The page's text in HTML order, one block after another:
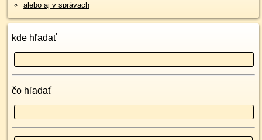
alebo aj v správach
kde hľadať
čo hľadať